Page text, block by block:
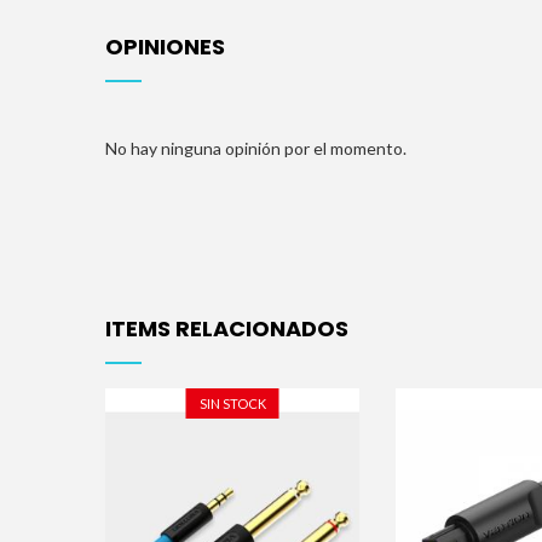
OPINIONES
No hay ninguna opinión por el momento.
ITEMS RELACIONADOS
SIN STOCK